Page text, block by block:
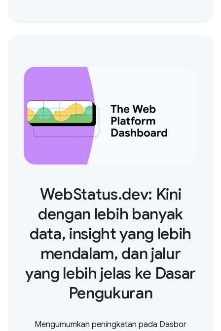
WebStatus.dev: Kini
dengan lebih banyak
data, insight yang lebih
mendalam, dan jalur
yang lebih jelas ke Dasar
Pengukuran
Mengumumkan peningkatan pada Dasbor